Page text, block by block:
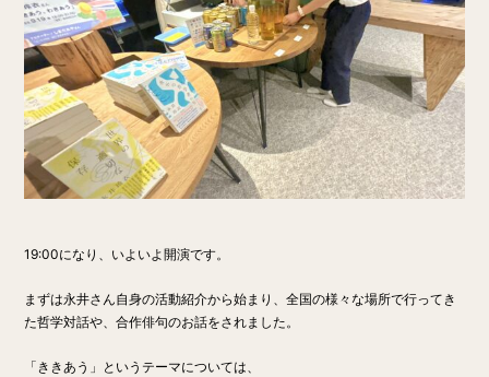
19:00になり、いよいよ開演です。
まずは永井さん自身の活動紹介から始まり、全国の様々な場所で行ってき
た哲学対話や、合作俳句のお話をされました。
「ききあう」というテーマについては、